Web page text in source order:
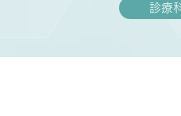
診療